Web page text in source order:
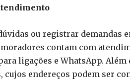
ou registrar demandas
contam com
ligações e WhatsApp.
cujos endereços podem ser